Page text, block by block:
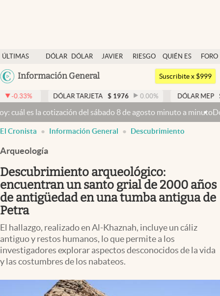
ÚLTIMAS
NOTICIAS
DÓLAR
DÓLAR
JAVIER
RIESGO
QUIÉN ES
QUIÉN
FORO
Argentina
México
Colombia
Información General
Dólar
Members
Economía y Política
Finanzas y Mercados
Mercados Online
Negocios
Columnistas
Otras secciones
Apertura
Infotechnology
Clase
Clima
Mundial 2026
Suscribite x $999
DÓLAR TARJETA $ 1976 0.00 % DÓLAR MEP $ 1526,03
del sábado 8 de agosto minuto a minutoDólar hoy y
El Cronista Información General Descubrimiento
Arqueología
Descubrimiento arqueológico:
encuentran un santo grial de 2000 años
de antigüedad en una tumba antigua de
Petra
El hallazgo, realizado en Al-Khaznah, incluye un cáliz
antiguo y restos humanos, lo que permite a los
investigadores explorar aspectos desconocidos de la vida
y las costumbres de los nabateos.